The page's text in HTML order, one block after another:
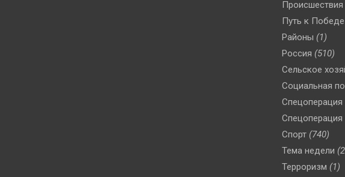
Происшествия
Путь к Победе
Районы (1)
Россия (510)
Сельское
Социальная
Спецоперация
Спецоперация
Спорт (740)
Тема недели
Терроризм (1)